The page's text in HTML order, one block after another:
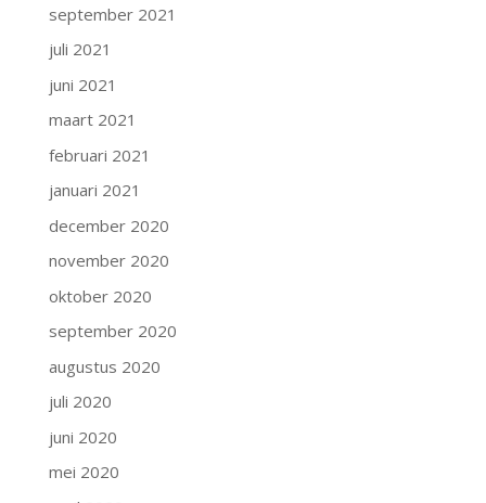
september 2021
juli 2021
juni 2021
maart 2021
februari 2021
januari 2021
december 2020
november 2020
oktober 2020
september 2020
augustus 2020
juli 2020
juni 2020
mei 2020